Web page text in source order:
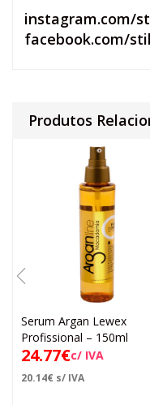
instagram.com/
facebook.com/
Produtos
Serum Argan Lewex
Profissional – 150ml
24.77€c/ IVA
20.14€ s/ IVA